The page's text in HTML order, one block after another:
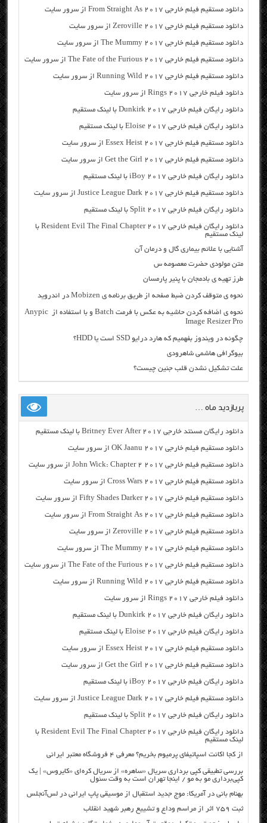
دانلود مستقیم فیلم خارجی From Straight As 2017 از سرور سایت
دانلود مستقیم فیلم خارجی Zeroville 2017 از سرور سایت
دانلود مستقیم فیلم خارجی The Mummy 2017 از سرور سایت
دانلود مستقیم فیلم خارجی The Fate of the Furious 2017 از سرور سایت
دانلود مستقیم فیلم خارجی Running Wild 2017 از سرور سایت
دانلود فیلم خارجی Rings 2017 از سرور سایت
دانلود رایگان فیلم خارجی Dunkirk 2017 با لینک مستقیم
دانلود رایگان فیلم خارجی Eloise 2017 با لینک مستقیم
دانلود مستقیم فیلم خارجی Essex Heist 2017 از سرور سایت
دانلود مستقیم فیلم خارجی Get the Girl 2017 از سرور سایت
دانلود رایگان فیلم خارجی iBoy 2017 با لینک مستقیم
دانلود مستقیم فیلم خارجی Justice League Dark 2017 از سرور سایت
دانلود رایگان فیلم خارجی Split 2017 با لینک مستقیم
دانلود رایگان فیلم خارجی Resident Evil The Final Chapter 2017 با
لینک مستقیم
آشنایی با علائم بیماری گال و درمان آن
متن مولودی حضرت معصومه س
طرز تهیه ی بادمجان با پنیر پارمسان
نحوه ي متوقف كردن ضبط صفحه از طریق برنامه ی Mobizen در اندروید
نحوه ی اضافه کردن حاشیه به عکس با فرمت Batch و با استفاده از Anypic
Image Resizer Pro
چگونه در ویندوز بفهمیم که هارد درایو SSD است یا HDD؟
بیوگرافی هاشمی شاهرودی
علت تشکیل نشدن قلب جنین چیست؟
پربازدید ماه …
دانلود رایگان مسنتد خارجی Britney Ever After 2017 با لینک مستقیم
دانلود مستقیم فیلم خارجی OK Jaanu 2017 از سرور سایت
دانلود مستقیم فیلم خارجی John Wick: Chapter 2 2017 از سرور سایت
دانلود مستقیم فیلم خارجی Cross Wars 2017 از سرور سایت
دانلود مستقیم فیلم خارجی Fifty Shades Darker 2017 از سرور سایت
دانلود مستقیم فیلم خارجی From Straight As 2017 از سرور سایت
دانلود مستقیم فیلم خارجی Zeroville 2017 از سرور سایت
دانلود مستقیم فیلم خارجی The Mummy 2017 از سرور سایت
دانلود مستقیم فیلم خارجی The Fate of the Furious 2017 از سرور سایت
دانلود مستقیم فیلم خارجی Running Wild 2017 از سرور سایت
دانلود فیلم خارجی Rings 2017 از سرور سایت
دانلود رایگان فیلم خارجی Dunkirk 2017 با لینک مستقیم
دانلود رایگان فیلم خارجی Eloise 2017 با لینک مستقیم
دانلود مستقیم فیلم خارجی Essex Heist 2017 از سرور سایت
دانلود مستقیم فیلم خارجی Get the Girl 2017 از سرور سایت
دانلود رایگان فیلم خارجی iBoy 2017 با لینک مستقیم
دانلود مستقیم فیلم خارجی Justice League Dark 2017 از سرور سایت
دانلود رایگان فیلم خارجی Split 2017 با لینک مستقیم
دانلود رایگان فیلم خارجی Resident Evil The Final Chapter 2017 با
لینک مستقیم
از کجا اکانت اسپاتیفای پرمیوم بخریم؟ معرفی ۴ فروشگاه معتبر ایرانی
بررسی تطبیقی کپی برداری سریال «ساهره» از سریال کره‌ای «کایروس» | یک
کپی‌برداری مو به مو / اینجا تهران است به وقت سئول
بهنام بانی در آمریکا: موج جدید استقبال از موسیقی پاپ ایرانی در لس‌آنجلس
ثبت ۷۵۹ اثر از مراسم وداع و تشییع رهبر شهید انقلاب